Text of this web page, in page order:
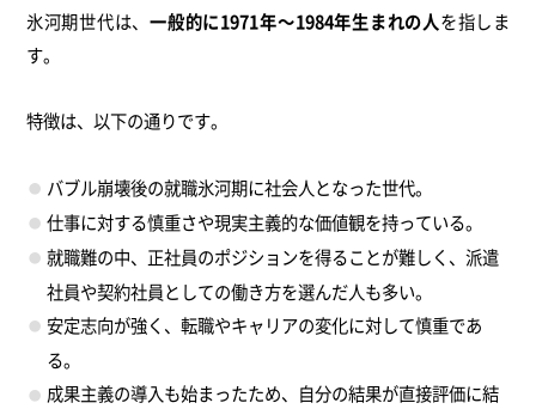
氷河期世代は、一般的に1971年～1984年生まれの人を指しま
す。
特徴は、以下の通りです。
バブル崩壊後の就職氷河期に社会人となった世代。
仕事に対する慎重さや現実主義的な価値観を持っている。
就職難の中、正社員のポジションを得ることが難しく、派遣
社員や契約社員としての働き方を選んだ人も多い。
安定志向が強く、転職やキャリアの変化に対して慎重であ
る。
成果主義の導入も始まったため、自分の結果が直接評価に結